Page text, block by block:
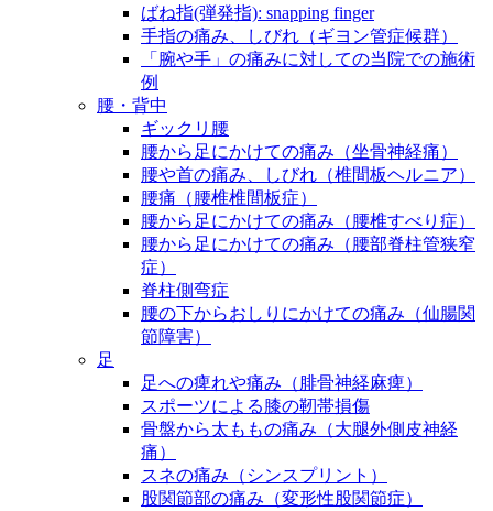
ばね指(弾発指): snapping finger
手指の痛み、しびれ（ギヨン管症候群）
「腕や手」の痛みに対しての当院での施術
例
腰・背中
ギックリ腰
腰から足にかけての痛み（坐骨神経痛）
腰や首の痛み、しびれ（椎間板ヘルニア）
腰痛（腰椎椎間板症）
腰から足にかけての痛み（腰椎すべり症）
腰から足にかけての痛み（腰部脊柱管狭窄
症）
脊柱側弯症
腰の下からおしりにかけての痛み（仙腸関
節障害）
足
足への痺れや痛み（腓骨神経麻痺）
スポーツによる膝の靭帯損傷
骨盤から太ももの痛み（大腿外側皮神経
痛）
スネの痛み（シンスプリント）
股関節部の痛み（変形性股関節症）